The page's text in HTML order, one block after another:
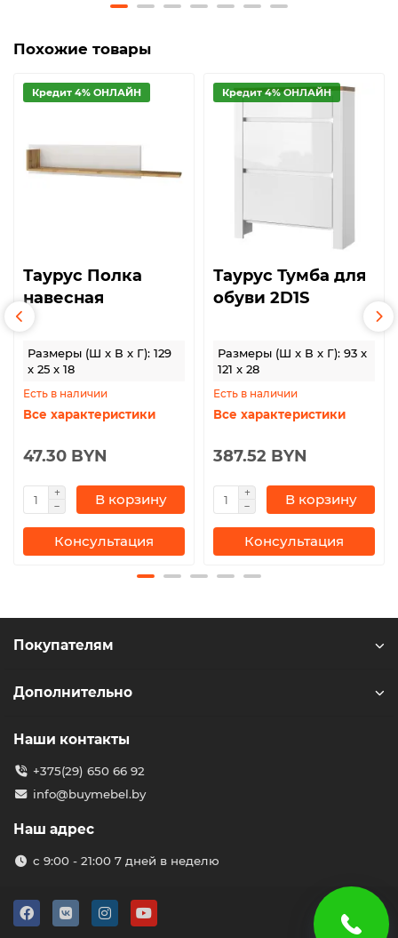
Похожие товары
Кредит 4% ОНЛАЙН
Таурус Полка
навесная
Размеры (Ш x В x Г): 129
x 25 x 18
Есть в наличии
Все характеристики
47.30 BYN
В корзину
Консультация
Кредит 4% ОНЛАЙН
Таурус Тумба для
обуви 2D1S
Размеры (Ш x В x Г): 93 x
121 x 28
Есть в наличии
Все характеристики
387.52 BYN
В корзину
Консультация
Покупателям
Дополнительно
Наши контакты
+375(29) 650 66 92
info@buymebel.by
Наш адрес
с 9:00 - 21:00 7 дней в неделю